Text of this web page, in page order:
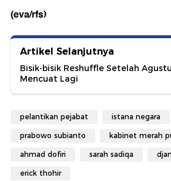
(eva/rfs)
Artikel Selanjutnya
Bisik-bisik Reshuffle Setelah
Mencuat Lagi
pelantikan pejabat istana negara
prabowo subianto kabinet merah
ahmad dofiri sarah sadiqa
erick thohir